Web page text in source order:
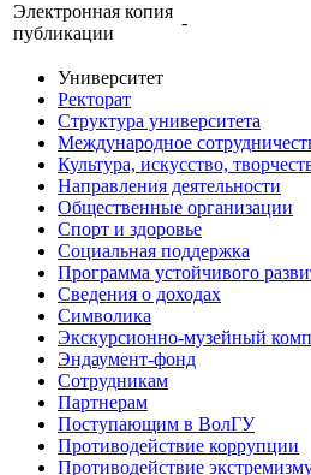
Электронная копия
публикации
-
Университет
Ректорат
Структура университета
Международное
Культура, искусство,
Направления деятельности
Общественные организации
Спорт и здоровье
Социальная поддержка
Программа устойчивого
Сведения о доходах
Символика
Экскурсионно-музейный
Эндаумент-фонд
Сотрудникам
Партнерам
Поступающим в ВолГУ
Противодействие коррупции
Противодействие